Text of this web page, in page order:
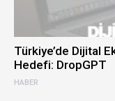
HABER
Türkiye’de Dijital
Hedefi: DropGPT